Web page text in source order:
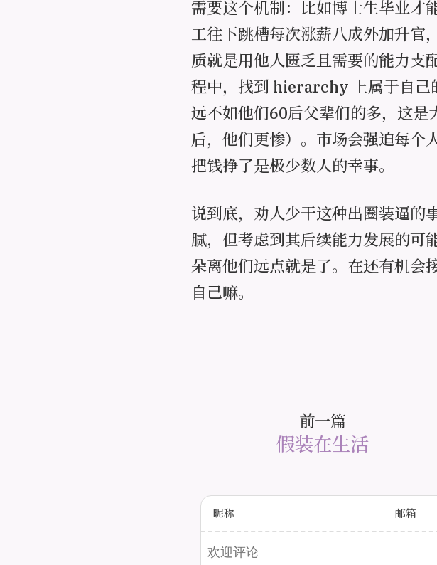
需要这个机制：比如博士生毕业才
工往下跳槽每次涨薪八成外加升官
质就是用他人匮乏且需要的能力支
程中，找到 hierarchy 上属于自己
远不如他们60后父辈们的多，这
后，他们更惨）。市场会强迫每个
把钱挣了是极少数人的幸事。
说到底，劝人少干这种出圈装逼的
腻，但考虑到其后续能力发展的可
朵离他们远点就是了。在还有机会
自己嘛。
前一篇
假装在生活
昵称 邮箱